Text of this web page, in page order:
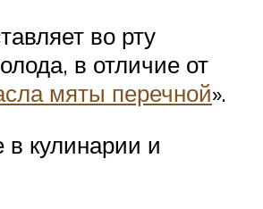
во рту
в отличие от
мяты перечной».
кулинарии и